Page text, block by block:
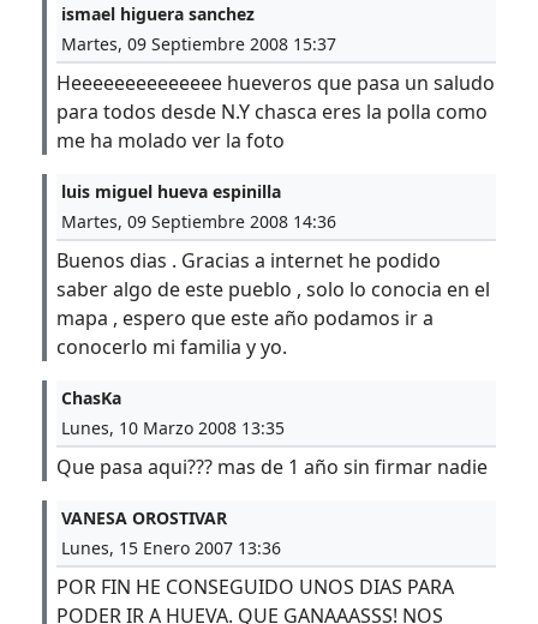
ismael higuera sanchez
Martes, 09 Septiembre 2008 15:37
Heeeeeeeeeeeeee hueveros que pasa un saludo
para todos desde N.Y chasca eres la polla como
me ha molado ver la foto
luis miguel hueva espinilla
Martes, 09 Septiembre 2008 14:36
Buenos dias . Gracias a internet he podido
saber algo de este pueblo , solo lo conocia en el
mapa , espero que este año podamos ir a
conocerlo mi familia y yo.
ChasKa
Lunes, 10 Marzo 2008 13:35
Que pasa aqui??? mas de 1 año sin firmar nadie
VANESA OROSTIVAR
Lunes, 15 Enero 2007 13:36
POR FIN HE CONSEGUIDO UNOS DIAS PARA
PODER IR A HUEVA. QUE GANAAASSS! NOS